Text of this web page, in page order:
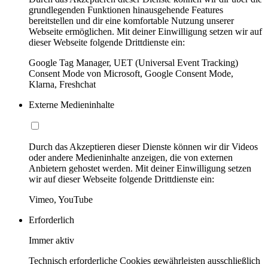
grundlegenden Funktionen hinausgehende Features
bereitstellen und dir eine komfortable Nutzung unserer
Webseite ermöglichen. Mit deiner Einwilligung setzen wir auf
dieser Webseite folgende Drittdienste ein:
Google Tag Manager, UET (Universal Event Tracking)
Consent Mode von Microsoft, Google Consent Mode,
Klarna, Freshchat
Externe Medieninhalte
Durch das Akzeptieren dieser Dienste können wir dir Videos
oder andere Medieninhalte anzeigen, die von externen
Anbietern gehostet werden. Mit deiner Einwilligung setzen
wir auf dieser Webseite folgende Drittdienste ein:
Vimeo, YouTube
Erforderlich
Immer aktiv
Technisch erforderliche Cookies gewährleisten ausschließlich